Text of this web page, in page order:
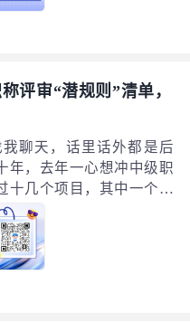
证书、材料格式不符合
，怎么哪哪都不对？
评审“潜规则”清单，
聊天，话里话外都是后
年，去年一心想冲中级职
几个项目，其中一个还
了，继续教育学时也修
该准备的都准备了。”可
是出在材料本身，而是
一个“不知道”，耽误一
月系统开通后，他按流程